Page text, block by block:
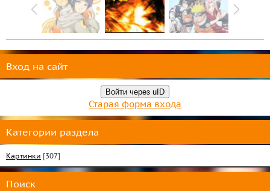
Вход на сайт
Войти через uID
Старая форма входа
Категории раздела
Картинки [307]
Поиск